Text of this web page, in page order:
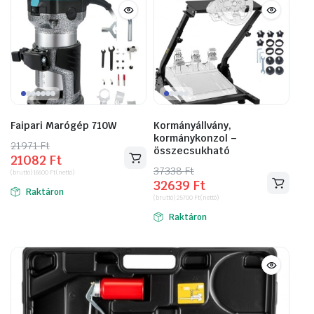
Faipari Marógép 710W
21971Ft
Original
price
was:
21971 Ft.
21082 Ft
Current
price
is:
21082 Ft.
(bruttó)16600 Ft(nettó)
Raktáron
Kormányállvány,
kormánykonzol –
összecsukható
37338Ft
Original
price
was:
37338 Ft.
32639 Ft
Current
price
is:
32639 Ft.
(bruttó)25700 Ft(nettó)
Raktáron